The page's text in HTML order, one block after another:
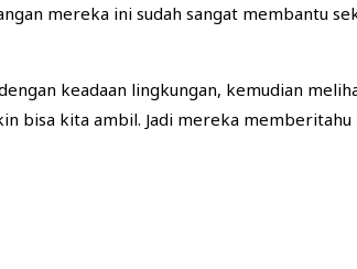
mereka ini sudah sangat membantu
keadaan lingkungan, kemudian
bisa kita ambil. Jadi mereka